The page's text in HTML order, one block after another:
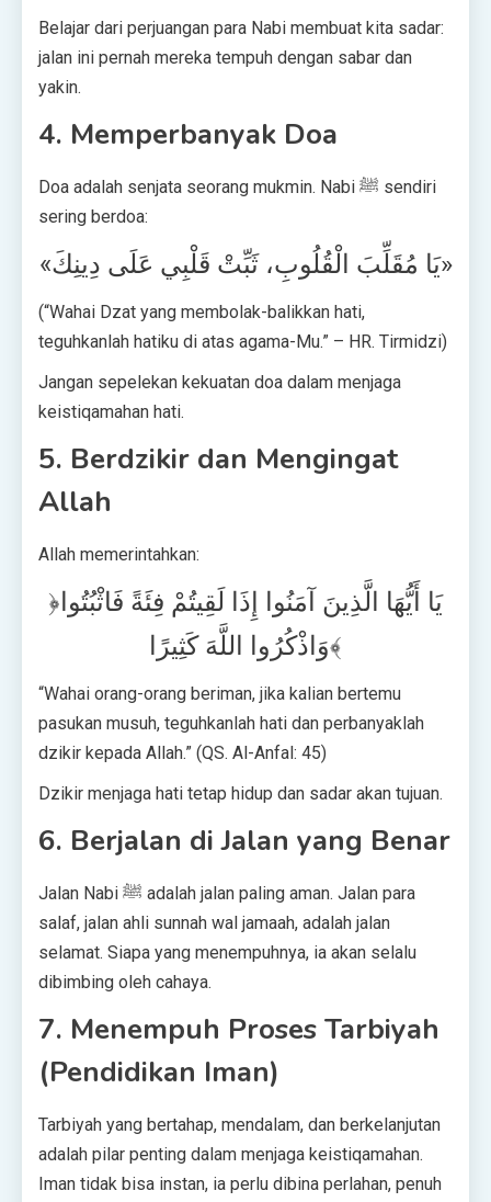
Belajar dari perjuangan para Nabi membuat kita sadar:
jalan ini pernah mereka tempuh dengan sabar dan
yakin.
4. Memperbanyak Doa
Doa adalah senjata seorang mukmin. Nabi ﷺ sendiri
sering berdoa:
«يَا مُقَلِّبَ الْقُلُوبِ، ثَبِّتْ قَلْبِي عَلَى دِينِكَ»
(“Wahai Dzat yang membolak-balikkan hati,
teguhkanlah hatiku di atas agama-Mu.” – HR. Tirmidzi)
Jangan sepelekan kekuatan doa dalam menjaga
keistiqamahan hati.
5. Berdzikir dan Mengingat
Allah
Allah memerintahkan:
﴿يَا أَيُّهَا الَّذِينَ آمَنُوا إِذَا لَقِيتُمْ فِئَةً فَاثْبُتُوا
وَاذْكُرُوا اللَّهَ كَثِيرًا﴾
“Wahai orang-orang beriman, jika kalian bertemu
pasukan musuh, teguhkanlah hati dan perbanyaklah
dzikir kepada Allah.” (QS. Al-Anfal: 45)
Dzikir menjaga hati tetap hidup dan sadar akan tujuan.
6. Berjalan di Jalan yang Benar
Jalan Nabi ﷺ adalah jalan paling aman. Jalan para
salaf, jalan ahli sunnah wal jamaah, adalah jalan
selamat. Siapa yang menempuhnya, ia akan selalu
dibimbing oleh cahaya.
7. Menempuh Proses Tarbiyah
(Pendidikan Iman)
Tarbiyah yang bertahap, mendalam, dan berkelanjutan
adalah pilar penting dalam menjaga keistiqamahan.
Iman tidak bisa instan, ia perlu dibina perlahan, penuh